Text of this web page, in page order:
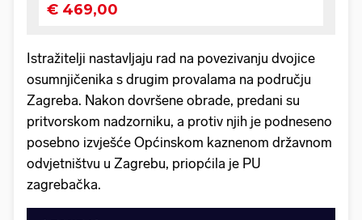
Istražitelji nastavljaju rad na povezivanju dvojice
osumnjičenika s drugim provalama na području
Zagreba. Nakon dovršene obrade, predani su
pritvorskom nadzorniku, a protiv njih je podneseno
posebno izvješće Općinskom kaznenom državnom
odvjetništvu u Zagrebu, priopćila je PU
zagrebačka.